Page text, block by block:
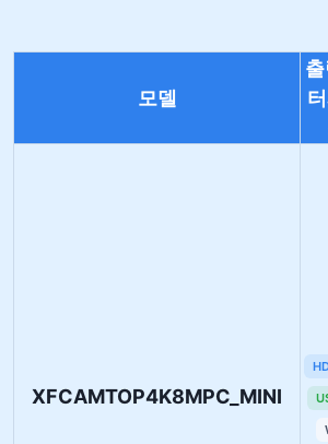
모델
XFCAMTOP4K8MPC_MINI